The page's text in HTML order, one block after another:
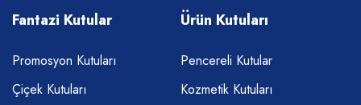
Fantazi Kutular
Promosyon Kutuları
Çiçek Kutuları
Ürün Kutuları
Pencereli Kutular
Kozmetik Kutuları